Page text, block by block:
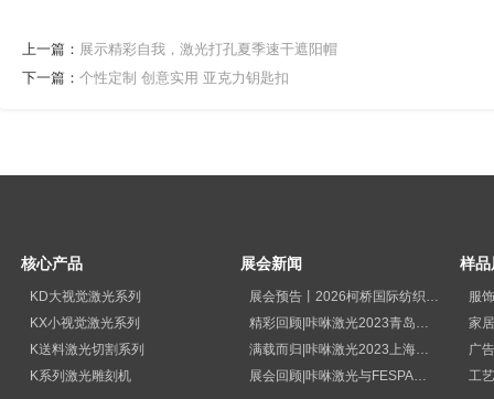
上一篇： 展示精彩自我，激光打孔夏季速干遮阳帽
下一篇： 个性定制 创意实用 亚克力钥匙扣
核心产品
KD大视觉激光系列
KX小视觉激光系列
K送料激光切割系列
K系列激光雕刻机
展会新闻 样品
服
家
广
工